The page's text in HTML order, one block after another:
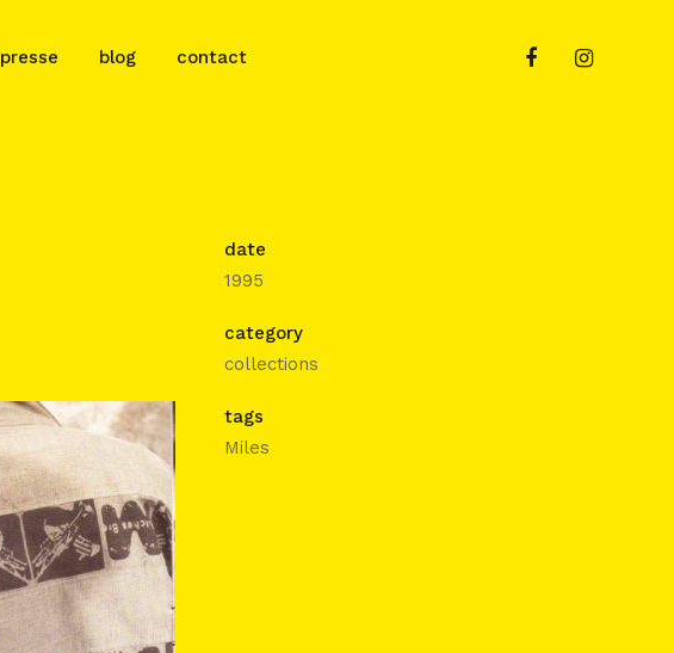
presse blog contact
date
1995
category
collections
tags
Miles